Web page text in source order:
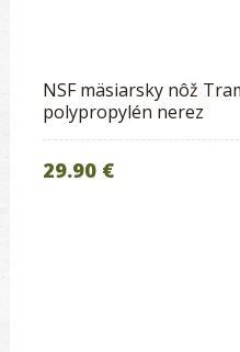
NSF mäsiarsky nôž
polypropylén nerez
29.90 €